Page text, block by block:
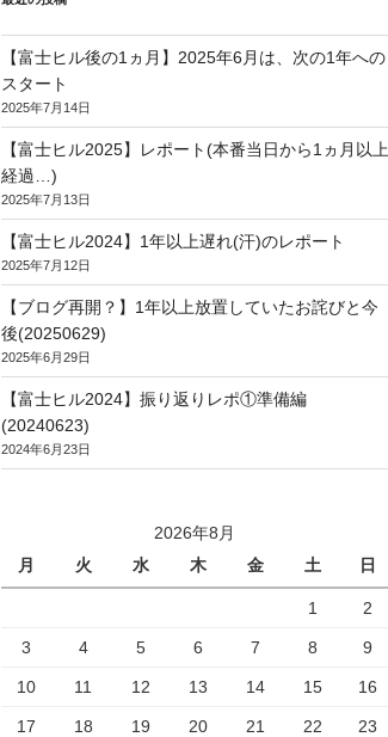
【富士ヒル後の1ヵ月】2025年6月は、次の1年への
スタート
2025年7月14日
【富士ヒル2025】レポート(本番当日から1ヵ月以上
経過…)
2025年7月13日
【富士ヒル2024】1年以上遅れ(汗)のレポート
2025年7月12日
【ブログ再開？】1年以上放置していたお詫びと今
後(20250629)
2025年6月29日
【富士ヒル2024】振り返りレポ①準備編
(20240623)
2024年6月23日
2026年8月
月
火 水 木 金 土 日
1 2
3 4 5 6 7 8 9
10 11 12 13 14 15 16
17 18 19 20 21 22 23